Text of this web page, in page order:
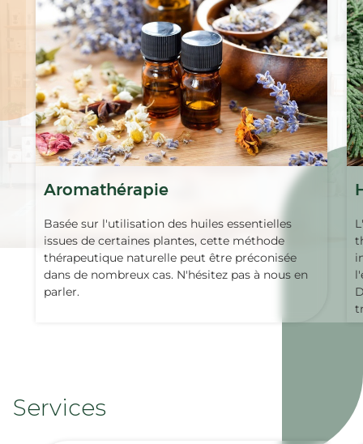
Aromathérapie
Basée sur l'utilisation des huiles essentielles
issues de certaines plantes, cette méthode
thérapeutique naturelle peut être préconisée
dans de nombreux cas. N'hésitez pas à nous en
parler.
Services